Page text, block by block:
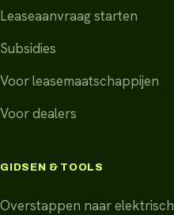
Leaseaanvraag starten
Subsidies
Voor leasemaatschappijen
Voor dealers
GIDSEN & TOOLS
Overstappen naar elektrisch